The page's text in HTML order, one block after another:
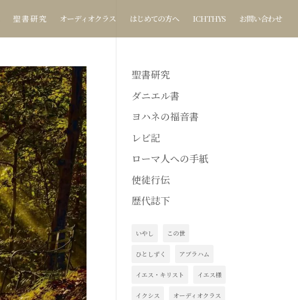
聖 書 研 究 オーディオクラス はじめての方へ ICHTHYS お問い合わせ
聖書研究
ダニエル書
ヨハネの福音書
レビ記
ローマ人への手紙
使徒行伝
歴代誌下
いやし この世
ひとしずく アブラハム
イエス・キリスト イエス様
イクシス オーディオクラス